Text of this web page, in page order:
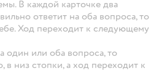
В каждой карточке два
ответит на оба вопроса, то
Ход переходит к следующему
один или оба вопроса, то
в низ стопки, а ход переходит к